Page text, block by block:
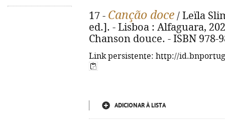
17 - Canção doce / Leïla
ed.]. - Lisboa : Alfaguara,
Chanson douce. - ISBN 978-
Link persistente: http://
ADICIONAR À LISTA